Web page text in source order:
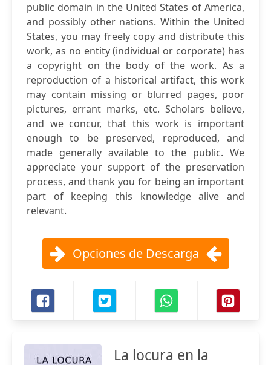
public domain in the United States of America,
and possibly other nations. Within the United
States, you may freely copy and distribute this
work, as no entity (individual or corporate) has
a copyright on the body of the work. As a
reproduction of a historical artifact, this work
may contain missing or blurred pages, poor
pictures, errant marks, etc. Scholars believe,
and we concur, that this work is important
enough to be preserved, reproduced, and
made generally available to the public. We
appreciate your support of the preservation
process, and thank you for being an important
part of keeping this knowledge alive and
relevant.
Opciones de Descarga
La locura en la